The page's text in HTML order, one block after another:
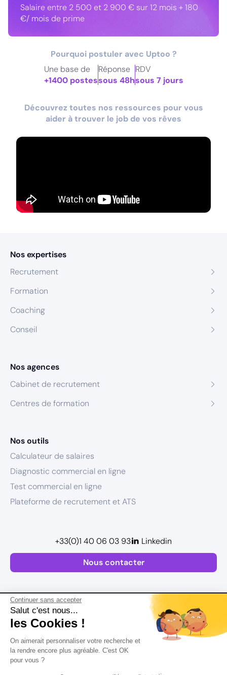
Continuer sans accepter
Salut c'est nous...
les Cookies !
On aimerait personnaliser votre recherche et
la rendre encore plus agréable. C'est OK
pour vous ?
Salaire entre 2 500 et 2 900 € sur 12 mois + 180
€/ mois de prime
Pourquoi postuler avec Uptoo ?
Une base de
+1400 postes
Réponse
sous 48h
RDV
sous 7 jours
Découvrez toutes nos ressources pour vous
aider à trouver le job de vos rêves
Nos expertises
Recrutement
Formation
Coaching
Conseil
Nos agences
Cabinet de recrutement
Centres de formation
Nos outils
Calculateur de salaires
Diagnostic commercial en ligne
Test commercial en ligne
Plateforme de recrutement et ATS
Nous contacter
+33(0)1 40 06 03 93 Linkedin
Plan de site
Mentions légales
Conditions Générales d’Utilisation